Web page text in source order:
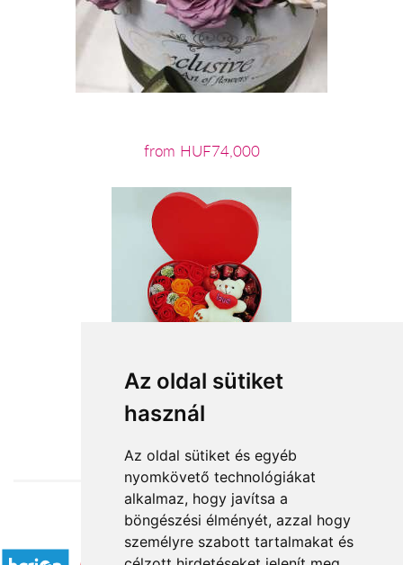
Az oldal sütiket
használ
Az oldal sütiket és egyéb
nyomkövető technológiákat
alkalmaz, hogy javítsa a
böngészési élményét, azzal hogy
személyre szabott tartalmakat és
from HUF74,000
from HUF13,520
Accepted payment methods